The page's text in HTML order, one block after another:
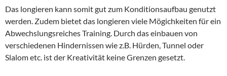
Das longieren kann somit gut zum Konditionsaufbau genutzt
werden. Zudem bietet das longieren viele Mögichkeiten für ein
Abwechslungsreiches Training. Durch das einbauen von
verschiedenen Hindernissen wie z.B. Hürden, Tunnel oder
Slalom etc. ist der Kreativität keine Grenzen gesetzt.